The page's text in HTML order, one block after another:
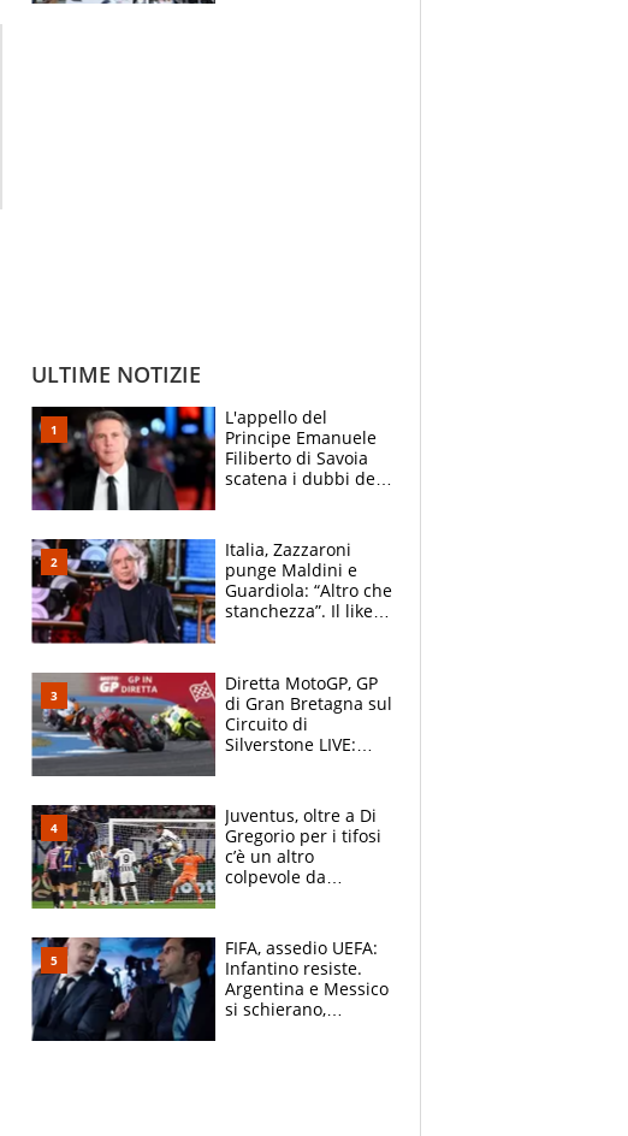
ULTIME NOTIZIE
L'appello del
Principe Emanuele
Filiberto di Savoia
scatena i dubbi dei
Italia, Zazzaroni
punge Maldini e
Guardiola: “Altro che
stanchezza”. Il like
Diretta MotoGP, GP
di Gran Bretagna sul
Circuito di
Silverstone LIVE:
Ducati in affanno
Juventus, oltre a Di
Gregorio per i tifosi
c’è un altro
colpevole da
FIFA, assedio UEFA:
Infantino resiste.
Argentina e Messico
si schierano,